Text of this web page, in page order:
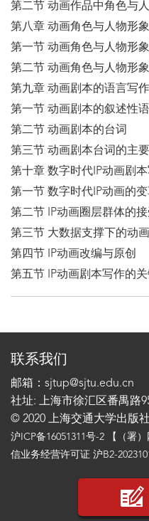
第二节 动画作品中角色与
第八章 动画角色与人物形象
第一节 动画角色与人物形
第二节 动画角色与人物形
第九章 动画剧本的语言写作
第一节 动画剧本的叙述性
第二节 动画剧本的台词
第三节 动画剧本台词的主
第十章 数字时代IP动画剧
第一节 数字时代IP动画的
第二节 IP动画圈层群体的
第三节 大数据支撑下的动
第四节 IP动画改编与原创
第五节 IP动画剧本写作的
联系我们
邮箱：sjtup@sjtu.edu.cn
社址: 上海市徐汇区番禺路
© 2020 上海交通大学出版
沪ICP备16051311号-2 【（署
信业务经营许可证 沪B2-